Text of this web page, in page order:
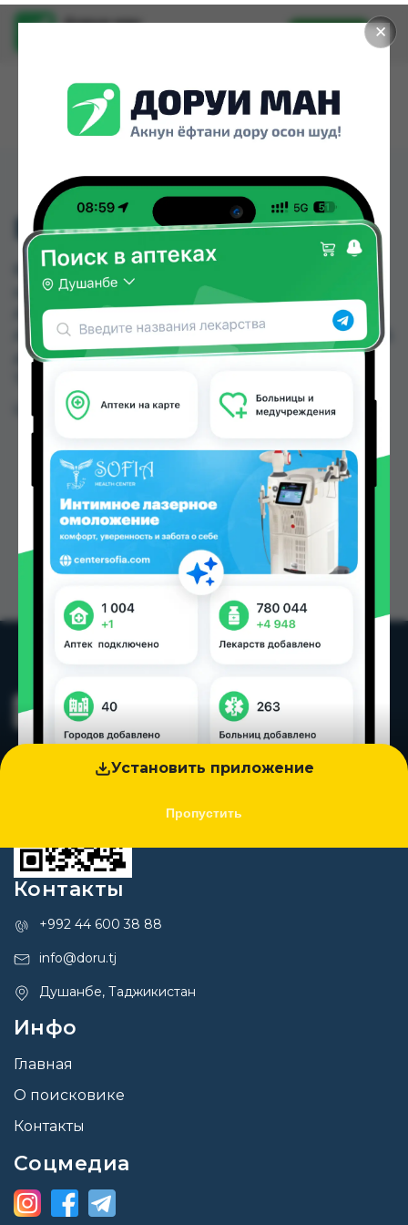
✕
Установить приложение
Пропустить
Доруи ман
Установить
ВИПДЕНТАЛ ГЕЛЬ 20Г
ВИПДЕНТАЛ ГЕЛЬ 20Г можно купить или
заказать в аптеках, Абубакри Карим, Авиценна,
АЗИЗ ВАКО , Алишер-К, Аптека + 24/7, Аптека
Алфавит, Аптека оптовый 24 по цене от 75.80 TJS
до 97.80 TJS в Душанбе и других городах
Цена: от75.80 TJS
Контакты
+992 44 600 38 88
info@doru.tj
Душанбе, Таджикистан
Инфо
Главная
О поисковике
Контакты
Соцмедиа